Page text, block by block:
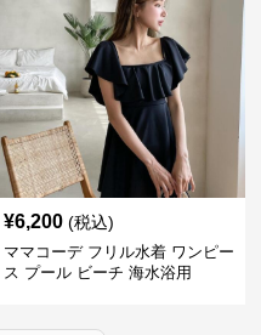
¥6,200 (税込)
ママコーデ フリル水着 ワンピー
ス プール ビーチ 海水浴用